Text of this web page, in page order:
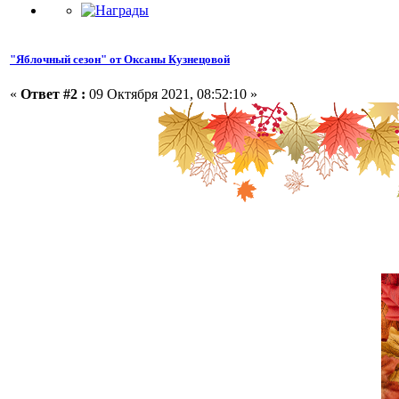
"Яблочный сезон" от Оксаны Кузнецовой
« Ответ #2 : 09 Октября 2021, 08:52:10 »